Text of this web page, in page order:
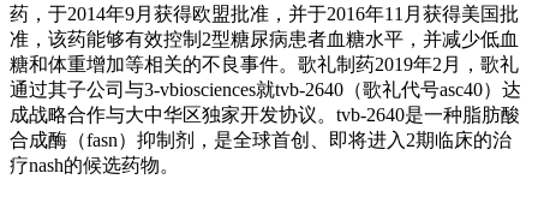
药，于2014年9月获得欧盟批准，并于2016年11月获得美国批
准，该药能够有效控制2型糖尿病患者血糖水平，并减少低血
糖和体重增加等相关的不良事件。歌礼制药2019年2月，歌礼
通过其子公司与3-vbiosciences就tvb-2640（歌礼代号asc40）达
成战略合作与大中华区独家开发协议。tvb-2640是一种脂肪酸
合成酶（fasn）抑制剂，是全球首创、即将进入2期临床的治
疗nash的候选药物。